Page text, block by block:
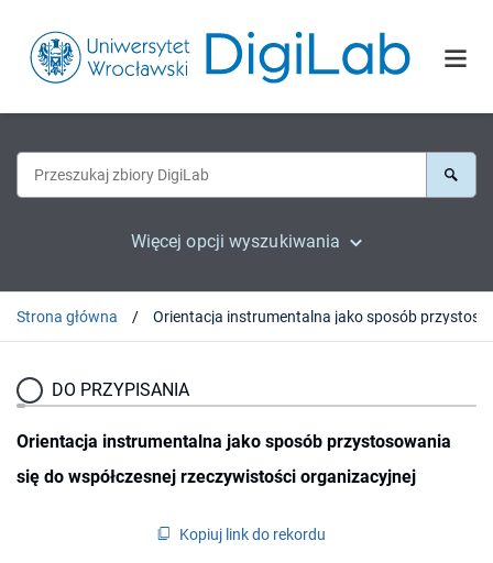
Więcej opcji wyszukiwania
Strona główna
DO PRZYPISANIA
Orientacja instrumentalna jako sposób przystosowania
się do współczesnej rzeczywistości organizacyjnej
Kopiuj link do rekordu